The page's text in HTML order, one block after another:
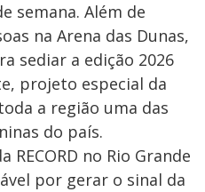
semana. Além de
na Arena das Dunas,
sediar a edição 2026
projeto especial da
a região uma das
do país.
RECORD no Rio Grande
por gerar o sinal da